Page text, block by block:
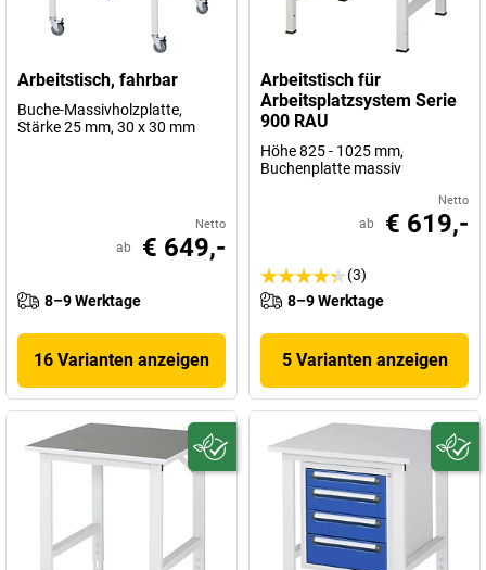
Arbeitstisch, fahrbar
Buche-Massivholzplatte,
Stärke 25 mm, 30 x 30 mm
Netto
ab € 649,-
8–9 Werktage
16 Varianten anzeigen
Arbeitstisch für
Arbeitsplatzsystem Serie
900 RAU
Höhe 825 - 1025 mm,
Buchenplatte massiv
Netto
ab € 619,-
(3)
8–9 Werktage
5 Varianten anzeigen